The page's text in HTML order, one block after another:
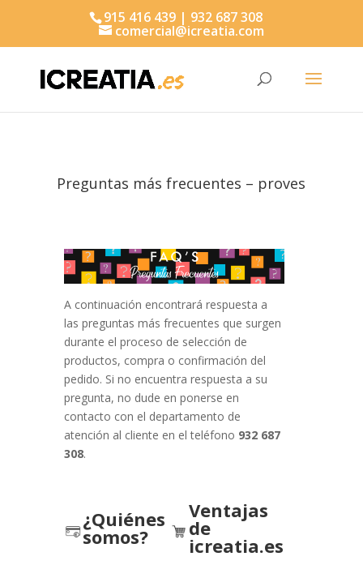
915 416 439 | 932 687 308
comercial@icreatia.com
Preguntas más frecuentes – proves
A continuación encontrará respuesta a
las preguntas más frecuentes que surgen
durante el proceso de selección de
productos, compra o confirmación del
pedido. Si no encuentra respuesta a su
pregunta, no dude en ponerse en
contacto con el departamento de
atención al cliente en el teléfono 932 687
308.
¿Quiénes
somos?
Ventajas
de
icreatia.es